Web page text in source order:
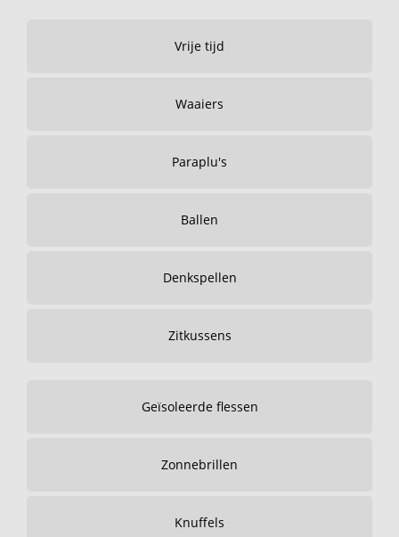
Vrije tijd
Waaiers
Paraplu's
Ballen
Denkspellen
Zitkussens
Geïsoleerde flessen
Zonnebrillen
Knuffels